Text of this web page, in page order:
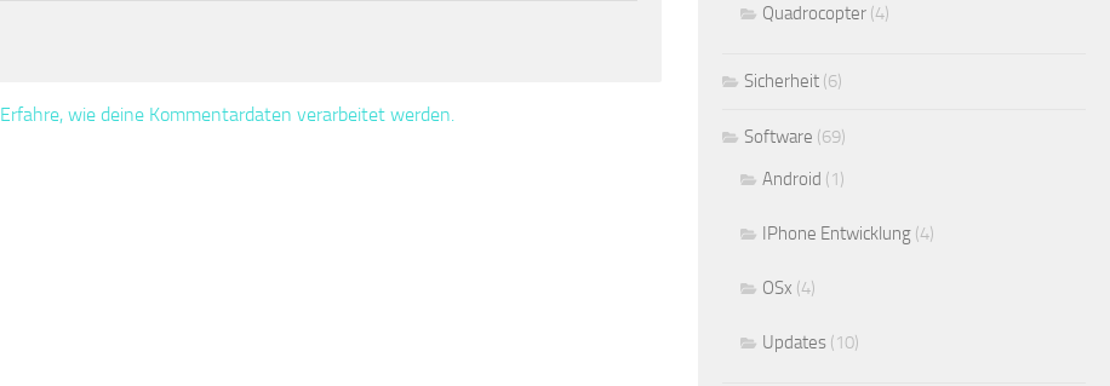
Erfahre, wie deine Kommentardaten verarbeitet werden.
Quadrocopter (4)
Sicherheit (6)
Software (69)
Android (1)
IPhone Entwicklung (4)
OSx (4)
Updates (10)